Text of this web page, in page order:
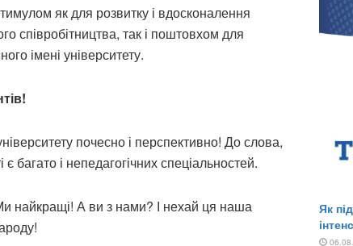
як для розвитку і вдосконалення
співробітництва, так і поштовхом для
імені університету.
почесно і перспективно! До слова,
багато і непедагогічних спеціальностей.
найкращі! А ви з нами? І нехай ця наша